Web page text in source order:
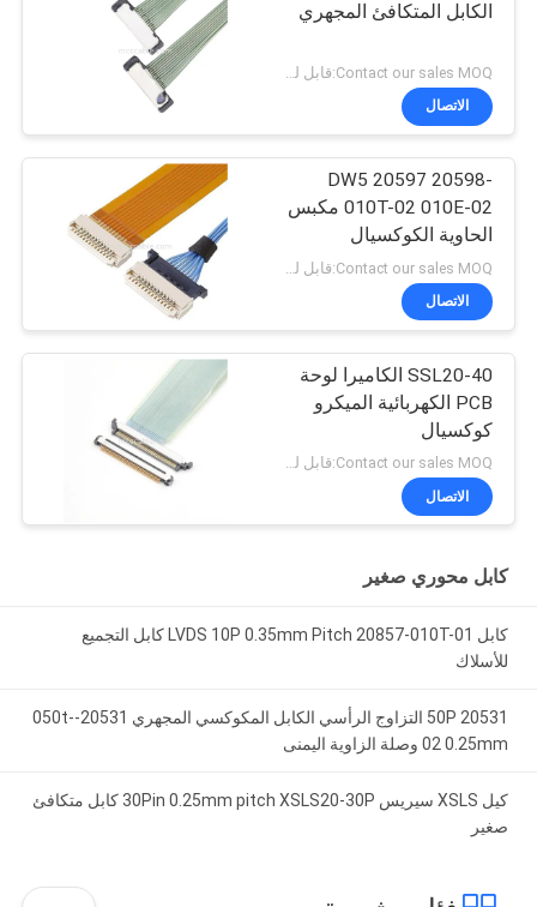
الكابل المتكافئ المجهري
الاتصال
DW5 20597 20598-
010T-02 010E-02 مكبس
الحاوية الكوكسيال
المجهري
الاتصال
SSL20-40 الكاميرا لوحة
PCB الكهربائية الميكرو
كوكسيال
Contact our sales MOQ:قابل للتفاوض
الاتصال
كابل محوري صغير
كابل LVDS 10P 0.35mm Pitch 20857-010T-01 كابل التجميع
للأسلاك
20531 50P التزاوج الرأسي الكابل المكوكسي المجهري 20531-050t-
02 0.25mm وصلة الزاوية اليمنى
كيل XSLS سيريس 30Pin 0.25mm pitch XSLS20-30P كابل متكافئ
صغير